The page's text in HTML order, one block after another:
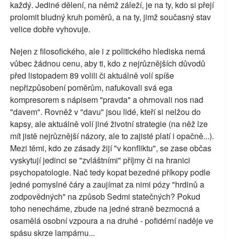
každý. Jediné dělení, na němž záleží, je na ty, kdo si přejí
prolomit bludný kruh poměrů, a na ty, jimž současný stav
velice dobře vyhovuje.
Nejen z filosofického, ale i z politického hlediska nemá
vůbec žádnou cenu, aby ti, kdo z nejrůznějších důvodů
před listopadem 89 volili či aktuálně volí spíše
nepřizpůsobení poměrům, nafukovali svá ega
kompresorem s nápisem "pravda" a ohrnovali nos nad
"davem". Rovněž v "davu" jsou lidé, kteří si nelžou do
kapsy, ale aktuálně volí jiné životní strategie (na něž lze
mít jistě nejrůznější názory, ale to zajisté platí i opačně...).
Mezi těmi, kdo ze zásady žijí "v konfliktu", se zase občas
vyskytují jedinci se "zvláštními" příjmy či na hranici
psychopatologie. Nač tedy kopat bezedné příkopy podle
jedné pomyslné čáry a zaujímat za nimi pózy "hrdinů a
zodpovědných" na způsob Sedmi statečných? Pokud
toho nenecháme, zbude na jedné straně bezmocná a
osamělá osobní vzpoura a na druhé - pofidérní naděje ve
spásu skrze lampárnu...